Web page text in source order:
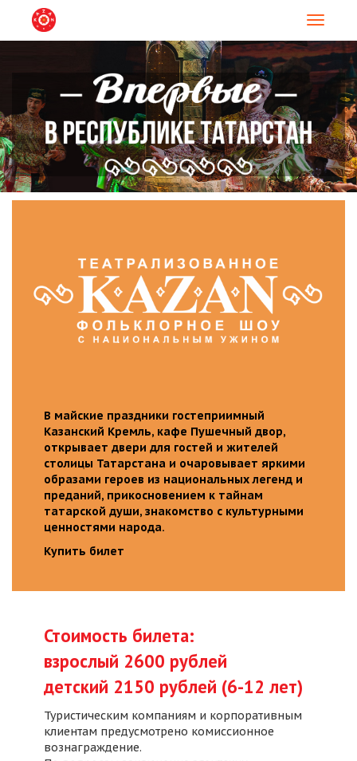
В майские праздники гостеприимный
Казанский Кремль, кафе Пушечный двор,
открывает двери для гостей и жителей
столицы Татарстана и очаровывает яркими
образами героев из национальных легенд и
преданий, прикосновением к тайнам
татарской души, знакомство с культурными
ценностями народа.
Купить билет
Стоимость билета:
взрослый 2600 рублей
детский 2150 рублей (6-12 лет)
Туристическим компаниям и корпоративным
клиентам предусмотрено комиссионное
вознаграждение.